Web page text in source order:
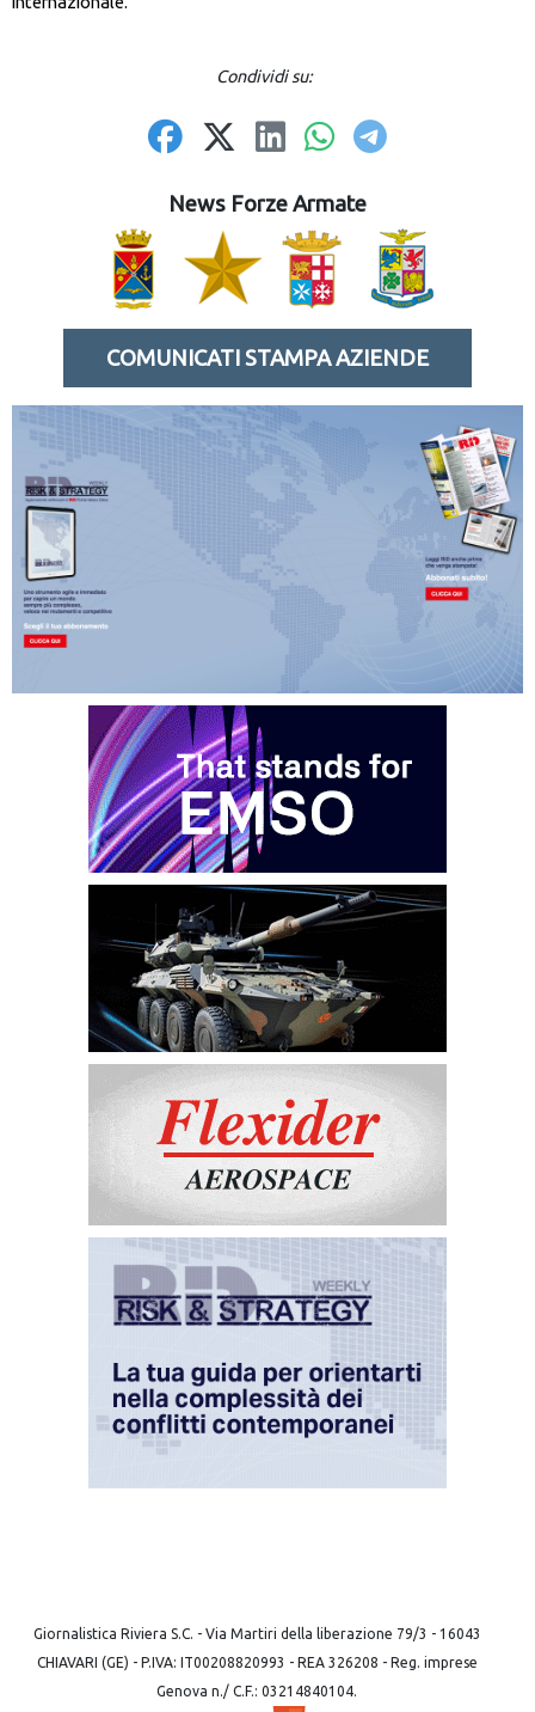
Condividi su:
News Forze Armate
COMUNICATI STAMPA AZIENDE
Giornalistica Riviera S.C. - Via Martiri della liberazione 79/3 - 16043
CHIAVARI (GE) - P.IVA: IT00208820993 - REA 326208 - Reg. imprese
Genova n./ C.F.: 03214840104.